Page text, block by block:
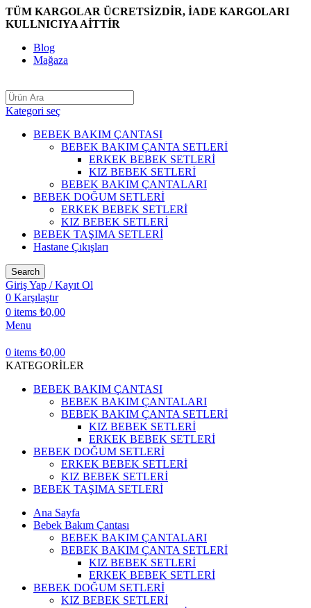
TÜM KARGOLAR ÜCRETSİZDİR, İADE KARGOLARI
KULLNICIYA AİTTİR
Blog
Mağaza
Kategori seç
BEBEK BAKIM ÇANTASI
BEBEK BAKIM ÇANTA SETLERİ
ERKEK BEBEK SETLERİ
KIZ BEBEK SETLERİ
BEBEK BAKIM ÇANTALARI
BEBEK DOĞUM SETLERİ
ERKEK BEBEK SETLERİ
KIZ BEBEK SETLERİ
BEBEK TAŞIMA SETLERİ
Hastane Çıkışları
Search
Giriş Yap / Kayıt Ol
0 Karşılaştır
0 items ₺0,00
Menu
0 items ₺0,00
KATEGORİLER
BEBEK BAKIM ÇANTASI
BEBEK BAKIM ÇANTALARI
BEBEK BAKIM ÇANTA SETLERİ
KIZ BEBEK SETLERİ
ERKEK BEBEK SETLERİ
BEBEK DOĞUM SETLERİ
ERKEK BEBEK SETLERİ
KIZ BEBEK SETLERİ
BEBEK TAŞIMA SETLERİ
Ana Sayfa
Bebek Bakım Çantası
BEBEK BAKIM ÇANTALARI
BEBEK BAKIM ÇANTA SETLERİ
KIZ BEBEK SETLERİ
ERKEK BEBEK SETLERİ
BEBEK DOĞUM SETLERİ
KIZ BEBEK SETLERİ